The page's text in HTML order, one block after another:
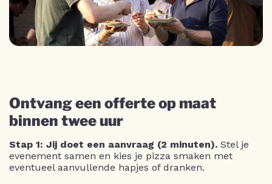
Ontvang een offerte op maat
binnen twee uur
Stap 1: Jij doet een aanvraag (2 minuten). Stel je
evenement samen en kies je pizza smaken met
eventueel aanvullende hapjes of dranken.